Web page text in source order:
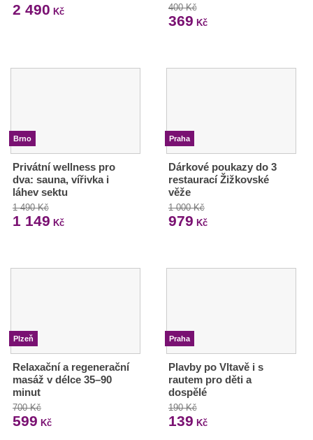
2 490 Kč 400 Kč
369 Kč
Brno
Privátní wellness pro
dva: sauna, vířivka i
láhev sektu
1 490 Kč
1 149 Kč
Praha
Dárkové poukazy do 3
restaurací Žižkovské
věže
1 000 Kč
979 Kč
Plzeň
Relaxační a regenerační
masáž v délce 35–90
minut
700 Kč
599 Kč
Praha
Plavby po Vltavě i s
rautem pro děti a
dospělé
190 Kč
139 Kč